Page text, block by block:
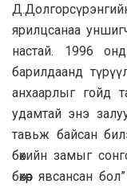
ярилцсанаа
настай. 1996 онд
барилдаанд
анхаарлыг гойд
удамтай энэ
тавьж байсан
бөхийн замыг
бөхөөр явсансан